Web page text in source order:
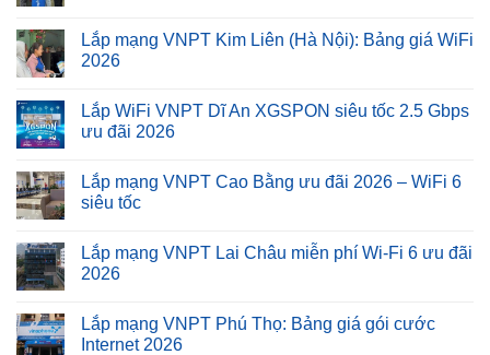
Lắp mạng VNPT Kim Liên (Hà Nội): Bảng giá WiFi
2026
Lắp WiFi VNPT Dĩ An XGSPON siêu tốc 2.5 Gbps
ưu đãi 2026
Lắp mạng VNPT Cao Bằng ưu đãi 2026 – WiFi 6
siêu tốc
Lắp mạng VNPT Lai Châu miễn phí Wi-Fi 6 ưu đãi
2026
Lắp mạng VNPT Phú Thọ: Bảng giá gói cước
Internet 2026